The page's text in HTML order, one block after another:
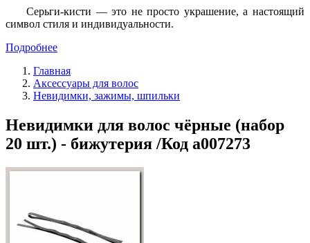
Серьги-кисти — это не просто украшение, а настоящий
символ стиля и индивидуальности.
Подробнее
Главная
Аксессуары для волос
Невидимки, зажимы, шпильки
Невидимки для волос чёрные (набор
20 шт.) - бижутерия /Код a007273